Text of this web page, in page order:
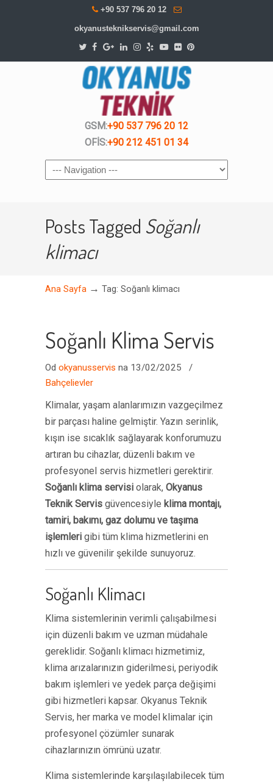
+90 537 796 20 12
okyanusteknikservis@gmail.com
GSM:+90 537 796 20 12
OFİS:+90 212 451 01 34
Navigation
Posts Tagged Soğanlı
klimacı
Ana Sayfa → Tag: Soğanlı klimacı
Soğanlı Klima Servis
Od okyanusservis na 13/02/2025
/
Bahçelievler
Klimalar, yaşam alanlarımızın vazgeçilmez
bir parçası haline gelmiştir. Yazın serinlik,
kışın ise sıcaklık sağlayarak konforumuzu
artıran bu cihazlar, düzenli bakım ve
profesyonel servis hizmetleri gerektirir.
Soğanlı klima servisi olarak, Okyanus
Teknik Servis güvencesiyle klima montajı,
tamiri, bakımı, gaz dolumu ve taşıma
işlemleri gibi tüm klima hizmetlerini en
hızlı ve güvenilir şekilde sunuyoruz.
Soğanlı Klimacı
Klima sistemlerinin verimli çalışabilmesi
için düzenli bakım ve uzman müdahale
gereklidir. Soğanlı klimacı hizmetimiz,
klima arızalarınızın giderilmesi, periyodik
bakım işlemleri ve yedek parça değişimi
gibi hizmetleri kapsar. Okyanus Teknik
Servis, her marka ve model klimalar için
profesyonel çözümler sunarak
cihazlarınızın ömrünü uzatır.
Klima sistemlerinde karşılaşılabilecek tüm